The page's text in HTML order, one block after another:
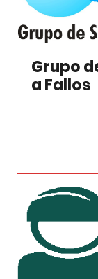
Grupo
a Fallos